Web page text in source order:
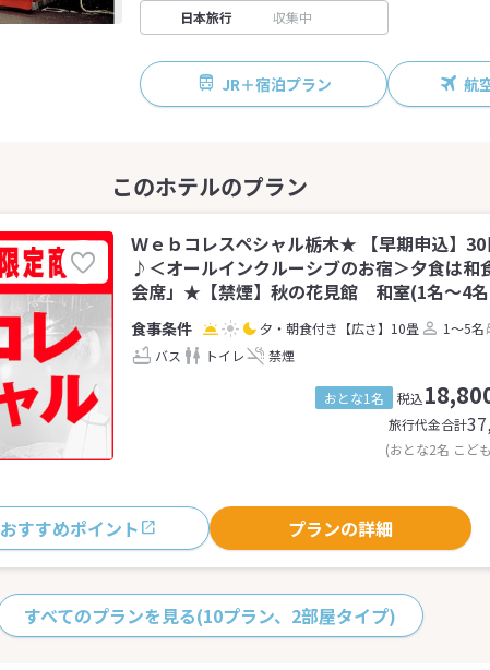
日本旅行 収集中
JR＋宿泊プラン 航
Ｗｅｂコレスペシャル栃木★ 【早期申込】
♪＜オールインクルーシブのお宿＞夕食は和
会席」★【禁煙】秋の花見館 和室(1名～4
夕・朝食付き 【広さ】10畳 1～5名
バス
トイレ 禁煙
おとな1名 税込
旅行代金合計
(おとな2名 こど
おすすめポイント プランの詳細
すべてのプランを見る(10プラン、2部屋タイプ)